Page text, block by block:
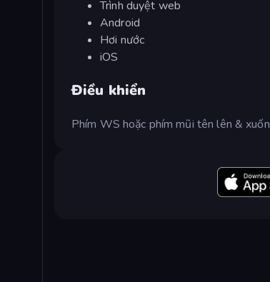
Trình duyệt web
Android
Hơi nước
iOS
Điều khiển
Phím WS hoặc phím mũi tên lên &